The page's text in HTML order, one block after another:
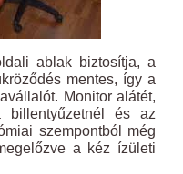
ablak biztosítja, a
mentes, így a
Monitor alátét,
billentyűzetnél és az
szempontból még
a kéz ízületi